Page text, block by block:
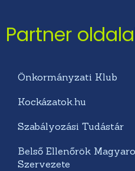
Partner
Önkormányzati Klub
Kockázatok.hu
Szabályozási Tudástár
Belső Ellenőrök
Szervezete